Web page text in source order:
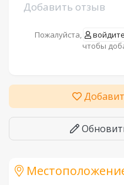
Добавить отзыв
Пожалуйста, войдите
чтобы